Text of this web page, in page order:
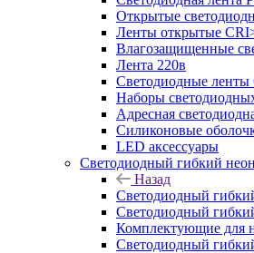
Открытые
Ленты открытые
Влагозащищенные
Лента 220в
Светодиодные ленты
Наборы
Адресная
Силиконовые
LED аксессуары
Светодиодный гибкий неон
Назад
Светодиодный
Светодиодный
Комплектующие для
Светодиодный